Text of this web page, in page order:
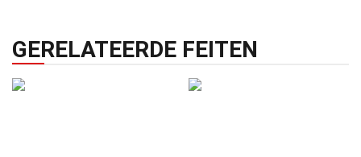
GERELATEERDE FEITEN